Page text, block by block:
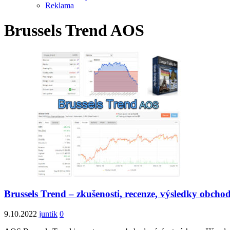
Reklama
Brussels Trend AOS
Brussels Trend – zkušenosti, recenze, výsledky
9.10.2022 juntik 0